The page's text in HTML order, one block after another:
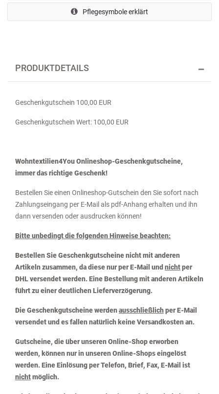
Pflegesymbole erklärt
PRODUKTDETAILS
Geschenkgutschein 100,00 EUR
Geschenkgutschein Wert: 100,00 EUR
Wohntextilien4You Onlineshop-Geschenkgutscheine,
immer das richtige Geschenk!
Bestellen Sie einen Onlineshop-Gutschein den Sie sofort nach
Zahlungseingang per E-Mail als pdf-Anhang erhalten und ihn
dann versenden oder ausdrucken können!
Bitte unbedingt die folgenden Hinweise beachten:
Bestellen Sie Geschenkgutscheine nicht mit anderen
Artikeln zusammen, da diese nur per E-Mail und nichtper
DHL versendet werden. Eine Bestellung mit anderen Artikeln
führt zu einer deutlichen Lieferverzögerung.
Die Geschenkgutscheine werdenausschließlichper E-Mail
versendet und es fallen natürlich keine Versandkosten an.
Gutscheine, die über unseren Online-Shop erworben
werden, können nur in unseren Online-Shops eingelöst
werden. Eine Einlösung per Telefon, Brief, Fax, E-Mail ist
nichtmöglich.